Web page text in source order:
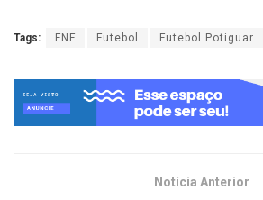
Tags: FNF Futebol Futebol Potiguar
Notícia Anterior